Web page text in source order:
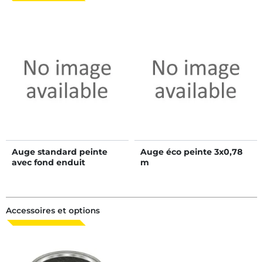
Auge standard peinte
avec fond enduit
Auge éco peinte 3x0,78
m
Accessoires et options